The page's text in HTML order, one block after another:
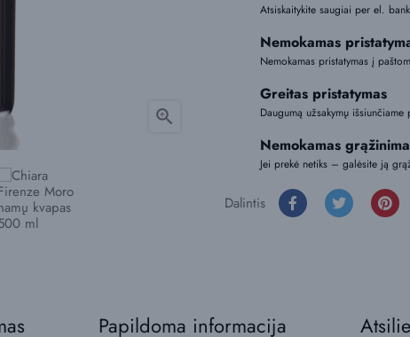

Atsiskaitykite saugiai per el.
Nemokamas
Nemokamas pristatymas į
Greitas pristatymas
Daugumą užsakymų
Nemokamas
Jei prekė netiks – galėsite ją
Dalintis
Papildoma informacija